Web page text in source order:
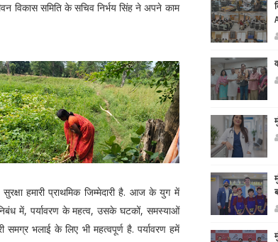
विकास समिति के सचिव निर्भय सिंह ने अपने काम
हमारी प्राथमिक जिम्मेदारी है. आज के युग में
में, पर्यावरण के महत्व, उसके घटकों, समस्याओं
भलाई के लिए भी महत्वपूर्ण है. पर्यावरण हमें